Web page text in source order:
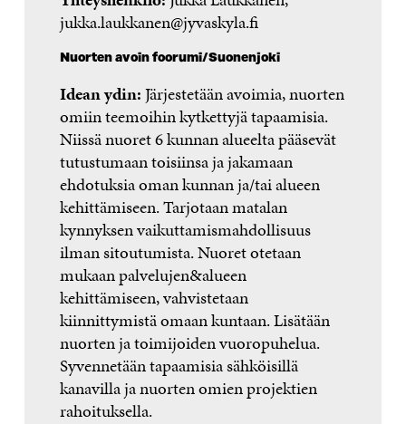
jukka.laukkanen@jyvaskyla.fi
Nuorten avoin foorumi/Suonenjoki
Idean ydin:Järjestetään avoimia, nuorten
omiin teemoihin kytkettyjä tapaamisia.
Niissä nuoret 6 kunnan alueelta pääsevät
tutustumaan toisiinsa ja jakamaan
ehdotuksia oman kunnan ja/tai alueen
kehittämiseen. Tarjotaan matalan
kynnyksen vaikuttamismahdollisuus
ilman sitoutumista. Nuoret otetaan
mukaan palvelujen&alueen
kehittämiseen, vahvistetaan
kiinnittymistä omaan kuntaan. Lisätään
nuorten ja toimijoiden vuoropuhelua.
Syvennetään tapaamisia sähköisillä
kanavilla ja nuorten omien projektien
rahoituksella.